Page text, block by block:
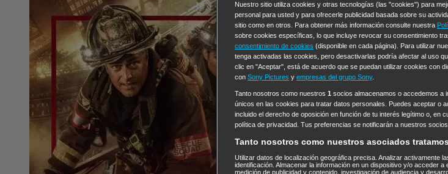
Nuestro sitio utiliza cookies y otras tecnologías (las "cookies") para
personal para usted y para ofrecerle publicidad basada sobre su
sitio como en otros. Para obtener más información consulte nuestra
sobre cookies específicas, lo que incluye revocar su consentimiento
consentimiento de cookies (disponible en cada página). Para utilizar
tenga activadas las cookies, pero desactivarlas podría afectar al uso
clic en "Aceptar", está de acuerdo que se puedan utilizar cookies con
con Sony Pictures y empresas del grupo Sony.
Tanto nosotros como nuestros 1 socios almacenamos o accedemos a
únicos en las cookies para tratar datos personales. Puedes aceptar o
incluido el derecho de oposición en función de tu interés legítimo o, en
política de privacidad. Tus preferencias se notificarán a nuestros
Tanto nosotros como nuestros asociados
Utilizar datos de localización geográfica precisa. Analizar activamente
identificación. Almacenar la información en un dispositivo y/o acceder a
medición de publicidad y contenido, investigación de audiencia y